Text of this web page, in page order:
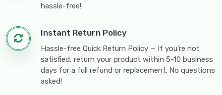
hassle-free!
Instant Return Policy
Hassle-free Quick Return Policy — If you're not
satisfied, return your product within 5-10 business
days for a full refund or replacement. No questions
asked!